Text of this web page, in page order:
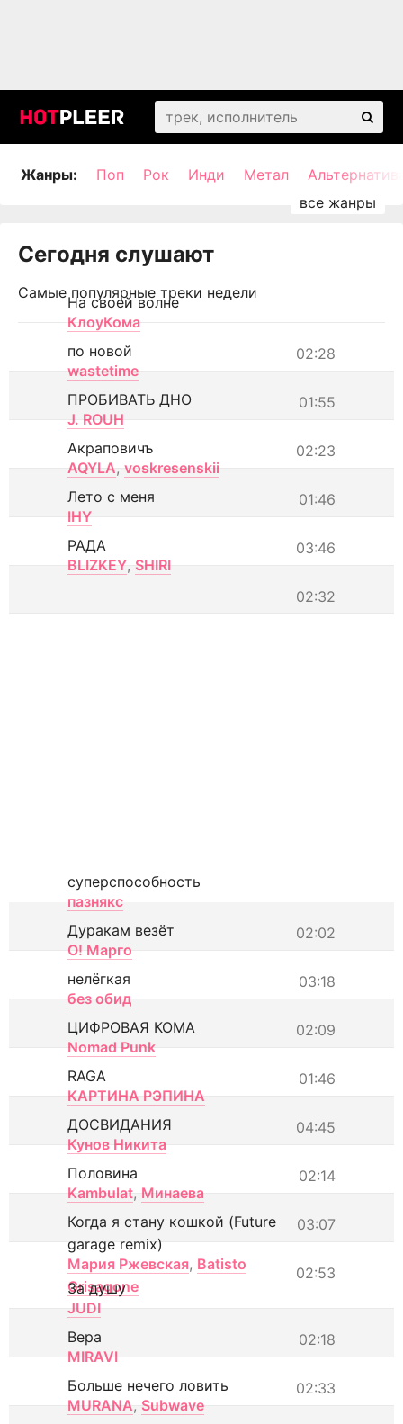
Жанры: Поп Рок Инди Метал
Сегодня слушают
Самые популярные треки недели
На своей волне
КлоуКома
02:28
по новой
wastetime
01:55
ПРОБИВАТЬ ДНО
J. ROUH
02:23
Акраповичъ
AQYLA, voskresenskii
01:46
Лето с меня
IHY
03:46
РАДА
BLIZKEY, SHIRI
02:32
суперспособность
пазнякс
02:02
Дуракам везёт
О! Марго
03:18
нелёгкая
без обид
02:09
ЦИФРОВАЯ КОМА
Nomad Punk
01:46
RAGA
КАРТИНА РЭПИНА
04:45
ДОСВИДАНИЯ
Кунов Никита
02:14
Половина
Kambulat, Минаева
03:07
Когда я стану кошкой (Future
garage remix)
Мария Ржевская, Batisto
Grisagone
02:53
За душу
JUDI
02:18
Вера
MIRAVI
02:33
Больше нечего ловить
MURANA, Subwave